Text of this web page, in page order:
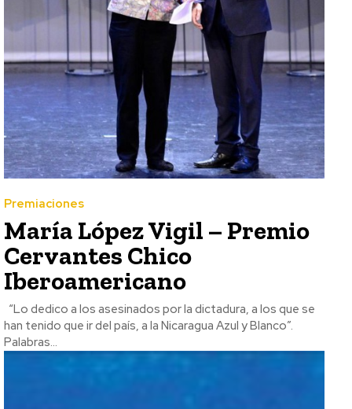
Premiaciones
María López Vigil – Premio
Cervantes Chico
Iberoamericano
han tenido que ir del país, a la Nicaragua Azul y Blanco”.
Palabras...